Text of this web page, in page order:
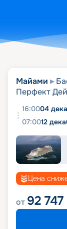
Майами
Перфект
16:0004
07:0012
Цена
от 92 747